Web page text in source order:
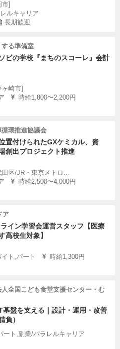
市]
ルキャリア
長期歓迎
る準備室
ビの学校『まちのスコーレ』会計
崎市]
時給1,800〜2,200円
環推進協議会
置付けられたGXケミカル、資
創出プロジェクト推進
区/JR・東京メトロ...
時給2,500〜4,000円
ア
イン学習会運営スタッフ【医療
高校生対象】
ト,パート
時給1,300円
全国こども食堂支援センター・む
基盤を支える｜設計・運用・改善
負）
ート,副業/パラレルキャリア